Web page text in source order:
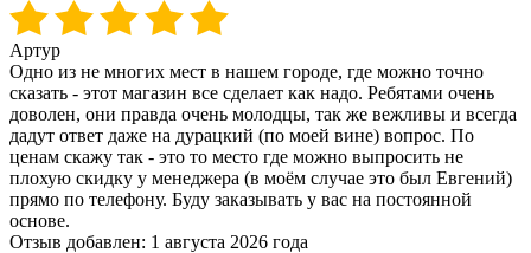
Артур
Одно из не многих мест в нашем городе, где можно точно
сказать - этот магазин все сделает как надо. Ребятами очень
доволен, они правда очень молодцы, так же вежливы и всегда
дадут ответ даже на дурацкий (по моей вине) вопрос. По
ценам скажу так - это то место где можно выпросить не
плохую скидку у менеджера (в моём случае это был Евгений)
прямо по телефону. Буду заказывать у вас на постоянной
основе.
Отзыв добавлен: 1 августа 2026 года